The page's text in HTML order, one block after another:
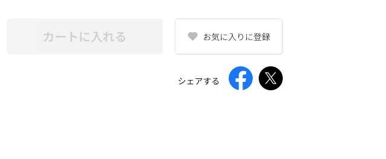
カートに入れる お気に入りに登録
シェアする